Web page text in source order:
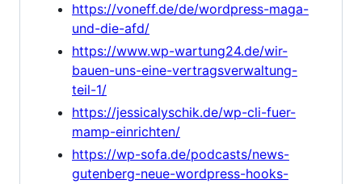
https://voneff.de/de/wordpress-maga-
und-die-afd/
https://www.wp-wartung24.de/wir-
bauen-uns-eine-vertragsverwaltung-
teil-1/
https://jessicalyschik.de/wp-cli-fuer-
mamp-einrichten/
https://wp-sofa.de/podcasts/news-
gutenberg-neue-wordpress-hooks-